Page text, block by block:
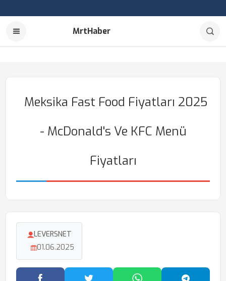
MrtHaber
Meksika Fast Food Fiyatları 2025
- McDonald's Ve KFC Menü
Fiyatları
LEVERSNET
01.06.2025